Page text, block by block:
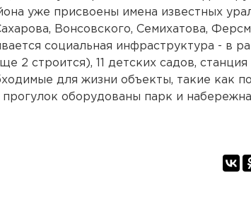
уже присвоены имена известных
Вонсовского, Семихатова,
социальная инфраструктура - в
2 строится), 11 детских садов, станция
для жизни объекты, такие как
оборудованы парк и